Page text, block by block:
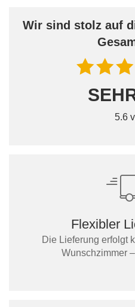
Wir sind stolz auf
5.6
Flexibler
Die Lieferung erfolgt
Wunschzimmer